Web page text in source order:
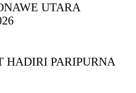
UTARA
HADIRI PARIPURNA